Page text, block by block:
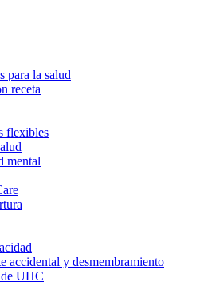
para la salud
receta
flexibles
mental
accidental y desmembramiento
de UHC